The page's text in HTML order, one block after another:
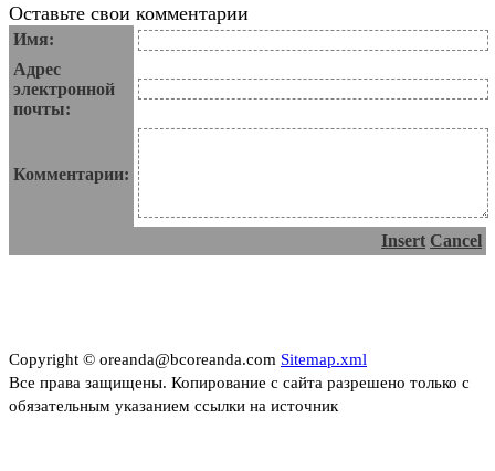
Оставьте свои комментарии
Имя:
Адрес
электронной
почты:
Комментарии:
Insert Cancel
Copyright © oreanda@bcoreanda.com Sitemap.xml
Все права защищены. Копирование с сайта разрешено только с
обязательным указанием ссылки на источник